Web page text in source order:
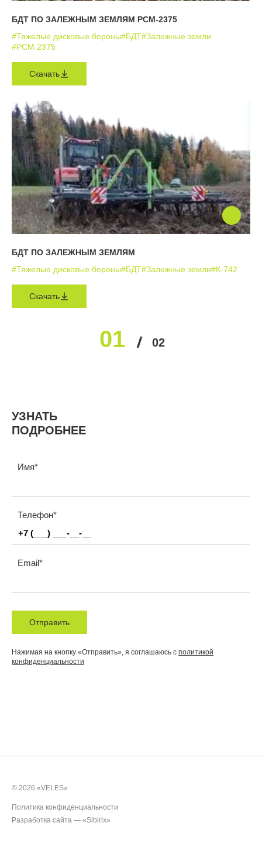
БДТ ПО ЗАЛЕЖНЫМ ЗЕМЛЯМ РСМ-2375
#Тяжелые дисковые бороны#БДТ#Залежные земли
#РСМ 2375
Скачать
БДТ ПО ЗАЛЕЖНЫМ ЗЕМЛЯМ
#Тяжелые дисковые бороны#БДТ#Залежные земли#К-742
Скачать
01 02
УЗНАТЬ
ПОДРОБНЕЕ
Имя
Телефон
Email
Отправить
Нажимая на кнопку «Отправить», я соглашаюсь с политикой
конфиденциальности
© 2026 «VELES»
Политика конфиденциальности
Разработка сайта — «Sibirix»